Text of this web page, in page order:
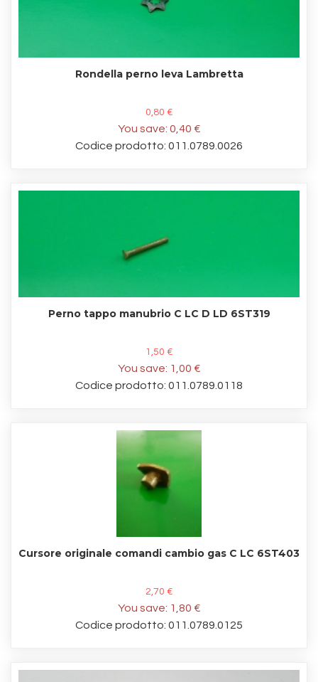
Rondella perno leva Lambretta
0,80 €
You save: 0,40 €
Codice prodotto: 011.0789.0026
Perno tappo manubrio C LC D LD 6ST319
1,50 €
You save: 1,00 €
Codice prodotto: 011.0789.0118
Cursore originale comandi cambio gas C LC 6ST403
2,70 €
You save: 1,80 €
Codice prodotto: 011.0789.0125